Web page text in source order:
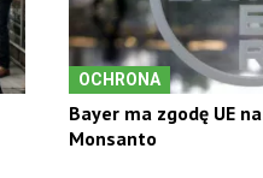
OCHRONA
Bayer ma zgodę UE
Monsanto